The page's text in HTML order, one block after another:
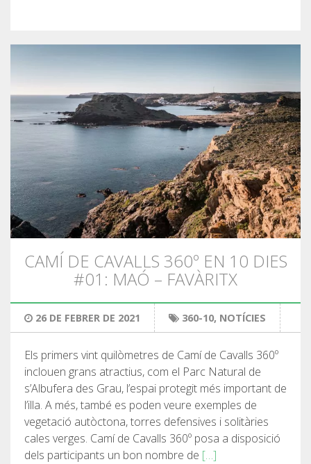
CAMÍ DE CAVALLS 360º EN 10 DIES
#01: MAÓ – FAVÀRITX
26 DE FEBRER DE 2021 360-10, NOTÍCIES
Els primers vint quilòmetres de Camí de Cavalls 360º
inclouen grans atractius, com el Parc Natural de
s’Albufera des Grau, l’espai protegit més important de
l’illa. A més, també es poden veure exemples de
vegetació autòctona, torres defensives i solitàries
cales verges. Camí de Cavalls 360º posa a disposició
dels participants un bon nombre de […]